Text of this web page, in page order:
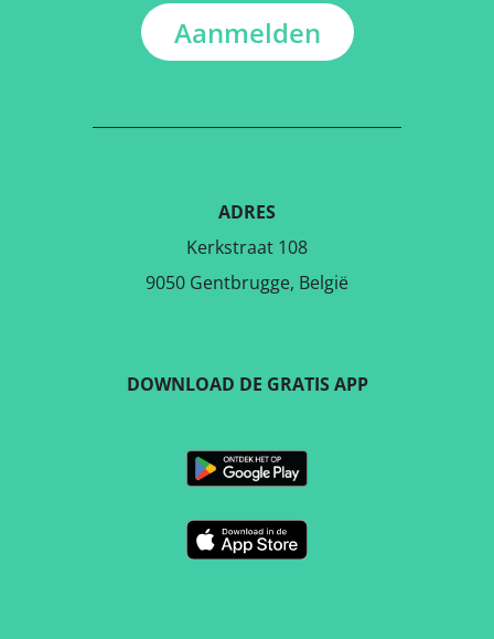
Aanmelden
ADRES
Kerkstraat 108
9050 Gentbrugge, België
DOWNLOAD DE GRATIS APP